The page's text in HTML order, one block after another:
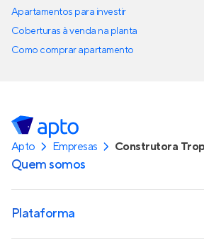
Apartamentos para investir
Coberturas à venda na planta
Como comprar apartamento
Apto Empresas Construtora
Quem somos
Plataforma